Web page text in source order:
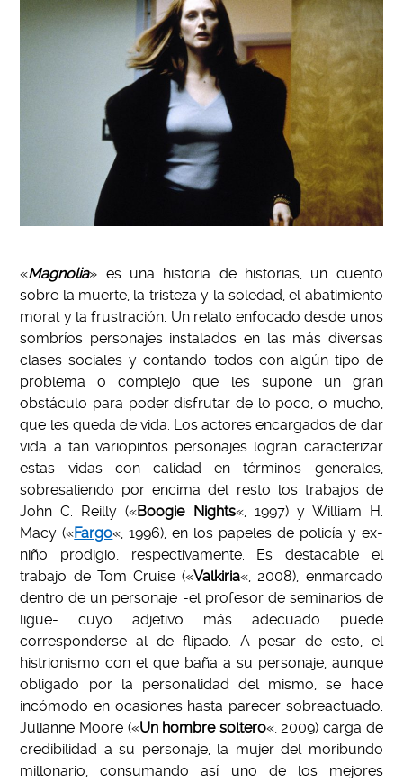
«Magnolia» es una historia de historias, un cuento
sobre la muerte, la tristeza y la soledad, el abatimiento
moral y la frustración. Un relato enfocado desde unos
sombríos personajes instalados en las más diversas
clases sociales y contando todos con algún tipo de
problema o complejo que les supone un gran
obstáculo para poder disfrutar de lo poco, o mucho,
que les queda de vida. Los actores encargados de dar
vida a tan variopintos personajes logran caracterizar
estas vidas con calidad en términos generales,
sobresaliendo por encima del resto los trabajos de
John C. Reilly («Boogie Nights«, 1997) y William H.
Macy («Fargo«, 1996), en los papeles de policía y ex-
niño prodigio, respectivamente. Es destacable el
trabajo de Tom Cruise («Valkiria«, 2008), enmarcado
dentro de un personaje -el profesor de seminarios de
ligue- cuyo adjetivo más adecuado puede
corresponderse al de flipado. A pesar de esto, el
histrionismo con el que baña a su personaje, aunque
obligado por la personalidad del mismo, se hace
incómodo en ocasiones hasta parecer sobreactuado.
Julianne Moore («Un hombre soltero«, 2009) carga de
credibilidad a su personaje, la mujer del moribundo
millonario, consumando así uno de los mejores